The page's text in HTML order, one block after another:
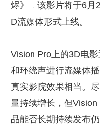
烬》，该影片将于6月
D流媒体形式上线。
Vision Pro上的3D电
和环绕声进行流媒体
真实影院效果相当。
量持续增长，但
品能否长期持续发布仍